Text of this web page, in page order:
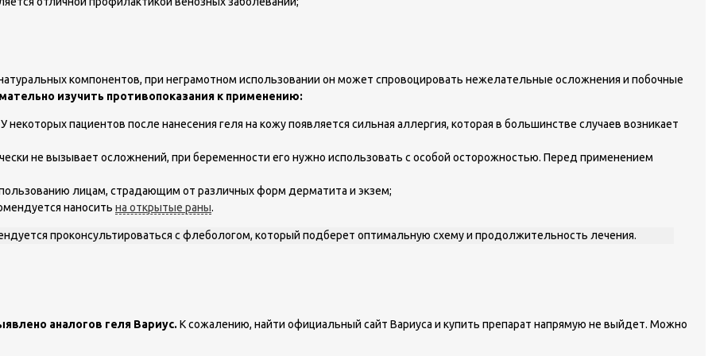
компонентов, при неграмотном использовании он может спровоцировать нежелательные осложнения и побочные
изучить противопоказания к применению:
пациентов после нанесения геля на кожу появляется сильная аллергия, которая в большинстве случаев возникает
не вызывает осложнений, при беременности его нужно использовать с особой осторожностью. Перед применением
лицам, страдающим от различных форм дерматита и экзем;
наносить на открытые раны.
проконсультироваться с флебологом, который подберет оптимальную схему и продолжительность лечения.
аналогов геля Вариус. К сожалению, найти официальный сайт Вариуса и купить препарат напрямую не выйдет. Можно